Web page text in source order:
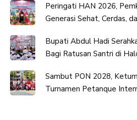
Peringati HAN 2026,
Generasi Sehat, Cerdas,
Bupati Abdul Hadi
Bagi Ratusan Santri di
Sambut PON 2028,
Turnamen Petanque